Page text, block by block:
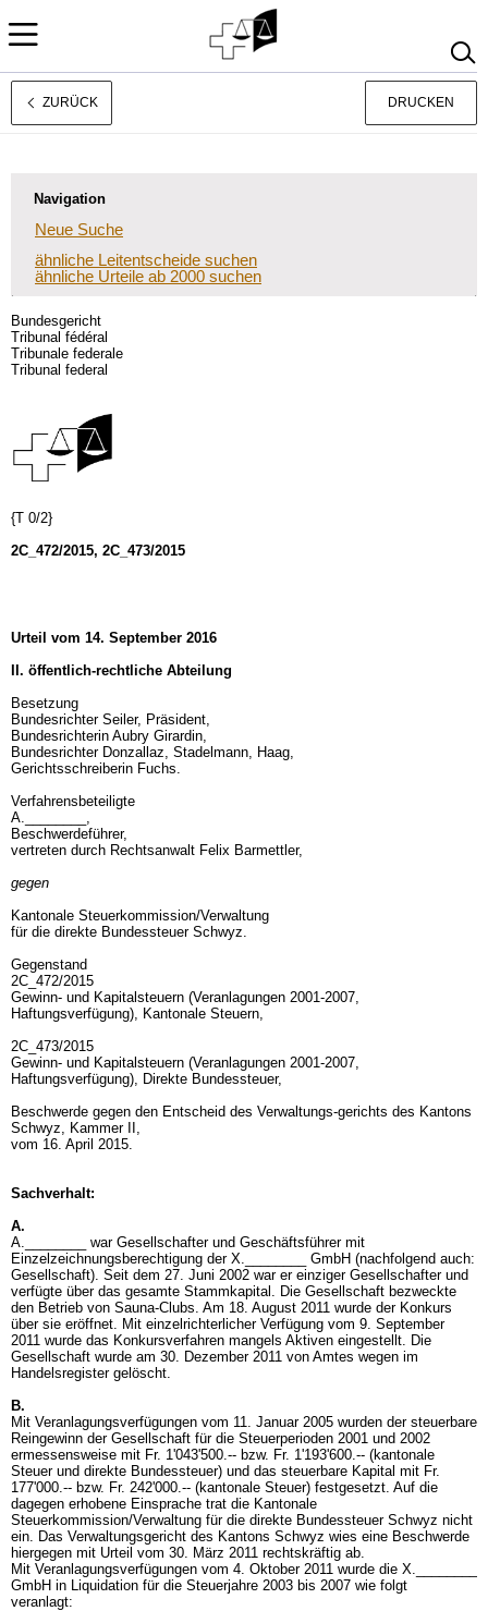
Français
ZURÜCK DRUCKEN
Navigation
Neue Suche
ähnliche Leitentscheide suchen
ähnliche Urteile ab 2000 suchen
Bundesgericht
Tribunal fédéral
Tribunale federale
Tribunal federal
{T 0/2}
2C_472/2015, 2C_473/2015
Urteil vom 14. September 2016
II. öffentlich-rechtliche Abteilung
Besetzung
Bundesrichter Seiler, Präsident,
Bundesrichterin Aubry Girardin,
Bundesrichter Donzallaz, Stadelmann, Haag,
Gerichtsschreiberin Fuchs.
Verfahrensbeteiligte
A.________,
Beschwerdeführer,
vertreten durch Rechtsanwalt Felix Barmettler,
gegen
Kantonale Steuerkommission/Verwaltung
für die direkte Bundessteuer Schwyz.
Gegenstand
2C_472/2015
Gewinn- und Kapitalsteuern (Veranlagungen 2001-2007,
Haftungsverfügung), Kantonale Steuern,
2C_473/2015
Gewinn- und Kapitalsteuern (Veranlagungen 2001-2007,
Haftungsverfügung), Direkte Bundessteuer,
Beschwerde gegen den Entscheid des Verwaltungs-gerichts des Kantons
Schwyz, Kammer II,
vom 16. April 2015.
Sachverhalt:
A.
A.________ war Gesellschafter und Geschäftsführer mit
Einzelzeichnungsberechtigung der X.________ GmbH (nachfolgend auch:
Gesellschaft). Seit dem 27. Juni 2002 war er einziger Gesellschafter und
verfügte über das gesamte Stammkapital. Die Gesellschaft bezweckte
den Betrieb von Sauna-Clubs. Am 18. August 2011 wurde der Konkurs
über sie eröffnet. Mit einzelrichterlicher Verfügung vom 9. September
2011 wurde das Konkursverfahren mangels Aktiven eingestellt. Die
Gesellschaft wurde am 30. Dezember 2011 von Amtes wegen im
Handelsregister gelöscht.
B.
Mit Veranlagungsverfügungen vom 11. Januar 2005 wurden der steuerbare
Reingewinn der Gesellschaft für die Steuerperioden 2001 und 2002
ermessensweise mit Fr. 1'043'500.-- bzw. Fr. 1'193'600.-- (kantonale
Steuer und direkte Bundessteuer) und das steuerbare Kapital mit Fr.
177'000.-- bzw. Fr. 242'000.-- (kantonale Steuer) festgesetzt. Auf die
dagegen erhobene Einsprache trat die Kantonale
Steuerkommission/Verwaltung für die direkte Bundessteuer Schwyz nicht
ein. Das Verwaltungsgericht des Kantons Schwyz wies eine Beschwerde
hiergegen mit Urteil vom 30. März 2011 rechtskräftig ab.
Mit Veranlagungsverfügungen vom 4. Oktober 2011 wurde die X.________
GmbH in Liquidation für die Steuerjahre 2003 bis 2007 wie folgt
veranlagt: